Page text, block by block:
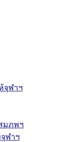
จุฬาฯ
มภพฯ
ฬาฯ